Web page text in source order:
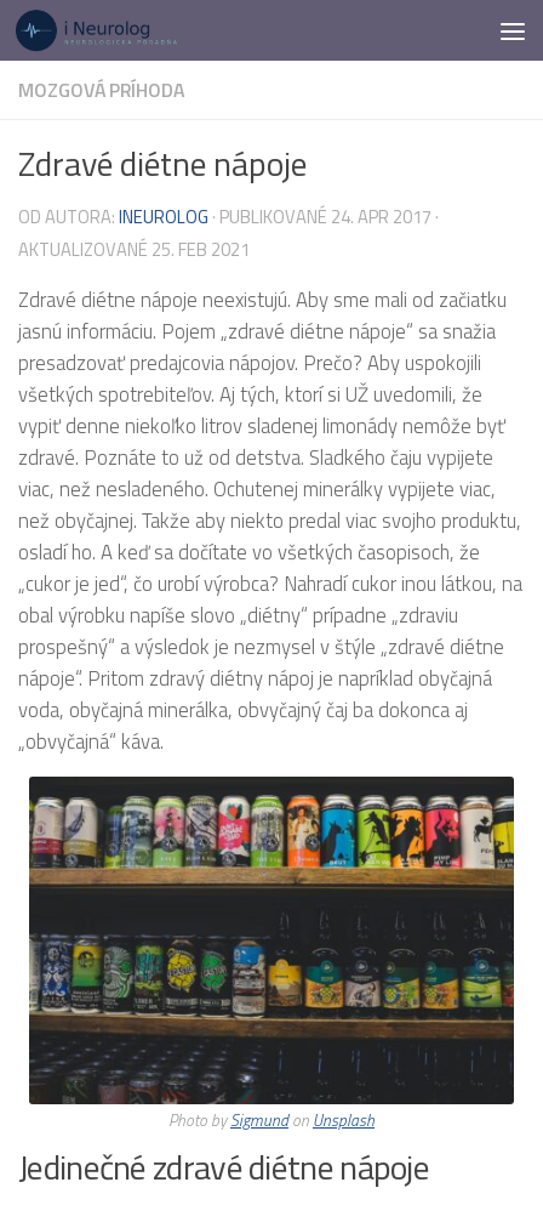
Preskočiť na obsah
MOZGOVÁ PRÍHODA
Zdravé diétne nápoje
OD AUTORA:INEUROLOG · PUBLIKOVANÉ 24. APR 2017 ·
AKTUALIZOVANÉ 25. FEB 2021
Zdravé diétne nápoje neexistujú. Aby sme mali od začiatku
jasnú informáciu. Pojem „zdravé diétne nápoje“ sa snažia
presadzovať predajcovia nápojov. Prečo? Aby uspokojili
všetkých spotrebiteľov. Aj tých, ktorí si UŽ uvedomili, že
vypiť denne niekoľko litrov sladenej limonády nemôže byť
zdravé. Poznáte to už od detstva. Sladkého čaju vypijete
viac, než nesladeného. Ochutenej minerálky vypijete viac,
než obyčajnej. Takže aby niekto predal viac svojho produktu,
osladí ho. A keď sa dočítate vo všetkých časopisoch, že
„cukor je jed“, čo urobí výrobca? Nahradí cukor inou látkou, na
obal výrobku napíše slovo „diétny“ prípadne „zdraviu
prospešný“ a výsledok je nezmysel v štýle „zdravé diétne
nápoje“. Pritom zdravý diétny nápoj je napríklad obyčajná
voda, obyčajná minerálka, obvyčajný čaj ba dokonca aj
„obvyčajná“ káva.
Photo bySigmundon Unsplash
Jedinečné zdravé diétne nápoje